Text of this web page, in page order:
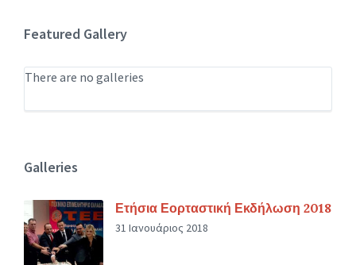
Featured Gallery
There are no galleries
Galleries
Ετήσια Εορταστική Εκδήλωση 2018
31 Ιανουάριος 2018